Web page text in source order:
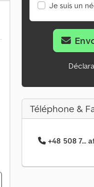
Je suis un
Téléphone &
+48 508 7...